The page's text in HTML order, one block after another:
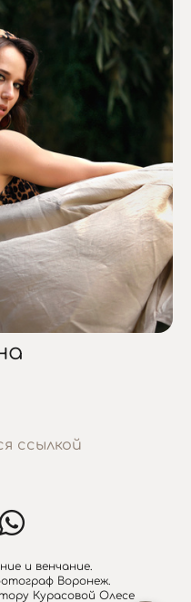
ссылкой
и венчание.
Воронеж.
Курасовой Олесе